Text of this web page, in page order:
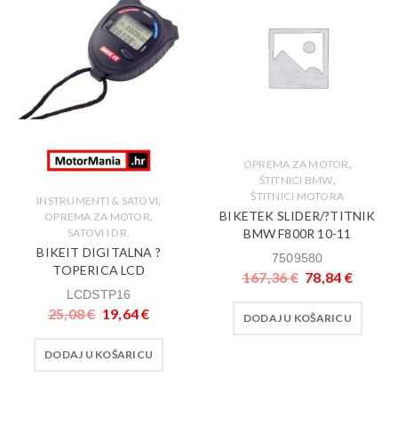
INSTRUMENTI & SATOVI,
OPREMA ZA MOTOR,
SATOVI I DR.
BIKEIT DIGITALNA ?
TOPERICA LCD
LCDSTP16
25,08€ 19,64€
DODAJ U KOŠARICU
OPREMA ZA MOTOR,
ŠTITNICI BMW,
ŠTITNICI MOTORA
BIKETEK SLIDER/?TITNIK
BMW F800R 10-11
7509580
167,36€ 78,84 €
DODAJ U KOŠARICU